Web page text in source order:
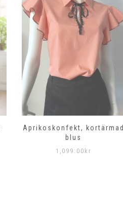
Aprikoskonfekt, kortärmad
blus
1,099.00 kr